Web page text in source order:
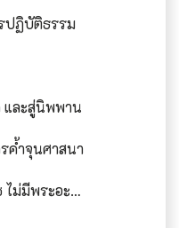
ปฏิบัติธรรม
และสู่นิพพาน
ค้ำจุนศาสนา
14 วันข้างหน้า ถ้ามีแต่นักบวช ไม่มีพระอะไรจะเกิดขึ้น?